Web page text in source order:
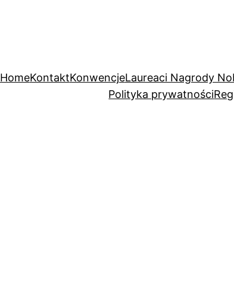
HomeKontaktKonwencjeLaureaci Nagrody
Polityka prywatności